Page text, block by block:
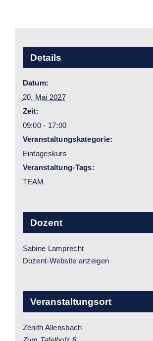
Details
Datum:
20. Mai 2027
Zeit:
09:00 - 17:00
Veranstaltungskategorie:
Eintageskurs
Veranstaltung-Tags:
TEAM
Veranstaltungsort
Zenith Allensbach
Dozent
Sabine Lamprecht
Dozent-Website anzeigen